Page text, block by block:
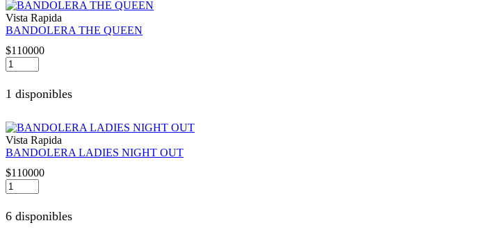
Vista Rapida
BANDOLERA THE QUEEN
$110000
BANDOLERA
THE
QUEEN
cantidad
1 disponibles
Vista Rapida
BANDOLERA LADIES NIGHT OUT
$110000
BANDOLERA
LADIES
NIGHT
OUT
6 disponibles